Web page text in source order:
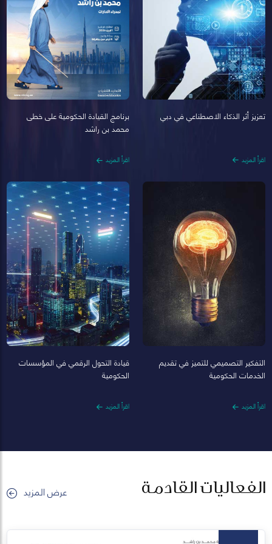
تعزيز أثر الذكاء الاصطناعي في دبي
اقرأ المزيد
برنامج القيادة الحكومية على خطى
محمد بن راشد
اقرأ المزيد
التفكير التصميمي للتميز في تقديم
الخدمات الحكومية
اقرأ المزيد
قيادة التحول الرقمي في المؤسسات
الحكومية
اقرأ المزيد
الفعاليات القادمة عرض المزيد